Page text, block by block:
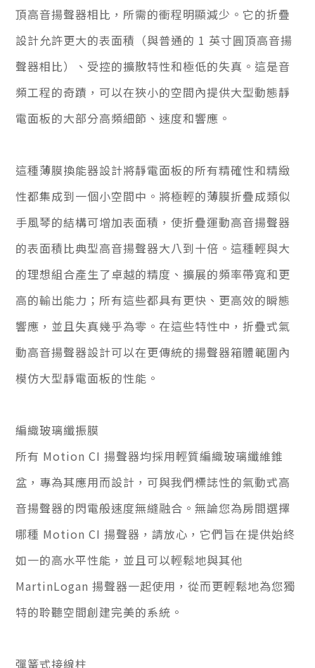
頂高音揚聲器相比，所需的衝程明顯減少。它的折疊
設計允許更大的表面積（與普通的 1 英寸圓頂高音揚
聲器相比）、受控的擴散特性和極低的失真。這是音
頻工程的奇蹟，可以在狹小的空間內提供大型動態靜
電面板的大部分高頻細節、速度和響應。
這種薄膜換能器設計將靜電面板的所有精確性和精緻
性都集成到一個小空間中。將極輕的薄膜折疊成類似
手風琴的結構可增加表面積，使折疊運動高音揚聲器
的表面積比典型高音揚聲器大八到十倍。這種輕與大
的理想組合產生了卓越的精度、擴展的頻率帶寬和更
高的輸出能力；所有這些都具有更快、更高效的瞬態
響應，並且失真幾乎為零。在這些特性中，折疊式氣
動高音揚聲器設計可以在更傳統的揚聲器箱體範圍內
模仿大型靜電面板的性能。
編織玻璃纖振膜
所有 Motion CI 揚聲器均採用輕質編織玻璃纖維錐
盆，專為其應用而設計，可與我們標誌性的氣動式高
音揚聲器的閃電般速度無縫融合。無論您為房間選擇
哪種 Motion CI 揚聲器，請放心，它們旨在提供始終
如一的高水平性能，並且可以輕鬆地與其他
MartinLogan 揚聲器一起使用，從而更輕鬆地為您獨
特的聆聽空間創建完美的系統。
彈簧式接線柱